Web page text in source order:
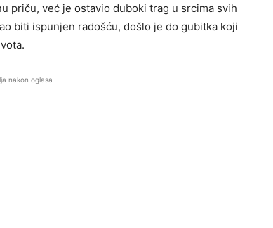
priču, već je ostavio duboki trag u srcima svih
biti ispunjen radošću, došlo je do gubitka koji
nakon oglasa